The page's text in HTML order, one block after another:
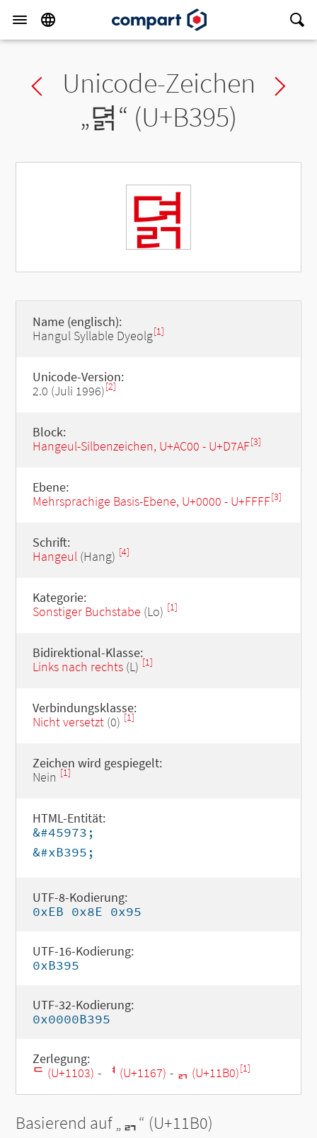
Previous char
Unicode-Zeichen
„뎕“ (U+B395)
뎕
Name (englisch):
Hangul Syllable Dyeolg[1]
Unicode-Version:
2.0 (Juli 1996)[2]
Block:
Hangeul-Silbenzeichen, U+AC00 - U+D7AF[3]
Ebene:
Mehrsprachige Basis-Ebene, U+0000 - U+FFFF[3]
Schrift:
Hangeul(Hang) [4]
Kategorie:
Sonstiger Buchstabe (Lo) [1]
Bidirektional-Klasse:
Links nach rechts(L) [1]
Verbindungsklasse:
Nicht versetzt(0) [1]
Zeichen wird gespiegelt:
Nein [1]
HTML-Entität:
&#45973;
&#xB395;
UTF-8-Kodierung:
0xEB 0x8E 0x95
UTF-16-Kodierung:
0xB395
UTF-32-Kodierung:
0x0000B395
Zerlegung:
ᄃ (U+1103) - ᅧ (U+1167) - ᆰ (U+11B0)[1]
Basierend auf „ᆰ“ (U+11B0)